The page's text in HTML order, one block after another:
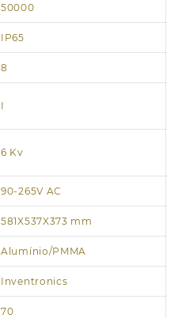
50000
IP65
8
I
6 Kv
90-265V AC
581X537X373 mm
Alumínio/PMMA
Inventronics
70